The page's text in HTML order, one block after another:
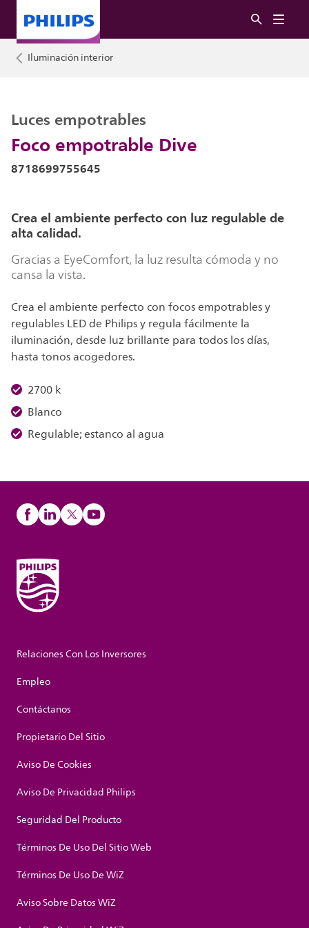
Iluminación interior
Foco empotrable Dive
Luces empotrables
8718699755645
Crea el ambiente perfecto con luz regulable de
alta calidad.
Gracias a EyeComfort, la luz resulta cómoda y no
cansa la vista.
Crea el ambiente perfecto con focos empotrables y
regulables LED de Philips y regula fácilmente la
iluminación, desde luz brillante para todos los días,
hasta tonos acogedores.
2700 k
Blanco
Regulable; estanco al agua
Relaciones Con Los Inversores
Empleo
Contáctanos
Propietario Del Sitio
Aviso De Cookies
Aviso De Privacidad Philips
Seguridad Del Producto
Términos De Uso Del Sitio Web
Términos De Uso De WiZ
Aviso Sobre Datos WiZ